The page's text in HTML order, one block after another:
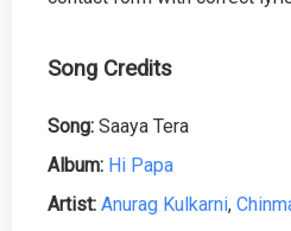
Song Credits
Song: Saaya Tera
Album: Hi Papa
Artist: Anurag Kulkarni,